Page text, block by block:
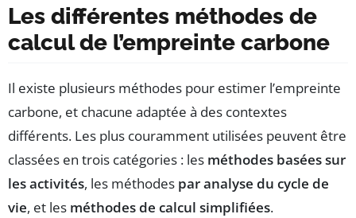
Les différentes méthodes de
calcul de l’empreinte carbone
Il existe plusieurs méthodes pour estimer l’empreinte
carbone, et chacune adaptée à des contextes
différents. Les plus couramment utilisées peuvent être
classées en trois catégories : les méthodes basées sur
les activités, les méthodes par analyse du cycle de
vie, et les méthodes de calcul simplifiées.